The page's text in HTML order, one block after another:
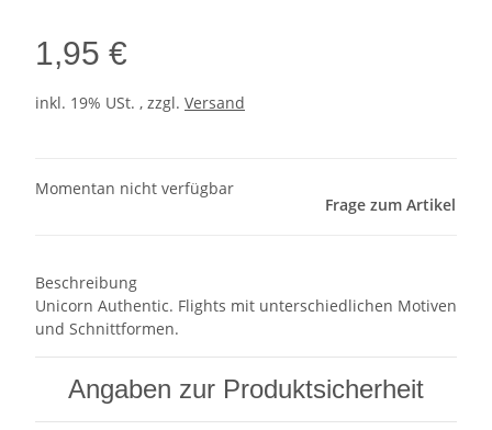
1,95 €
inkl. 19% USt. , zzgl. Versand
Momentan nicht verfügbar
Frage zum Artikel
Beschreibung
Unicorn Authentic. Flights mit unterschiedlichen Motiven
und Schnittformen.
Angaben zur Produktsicherheit